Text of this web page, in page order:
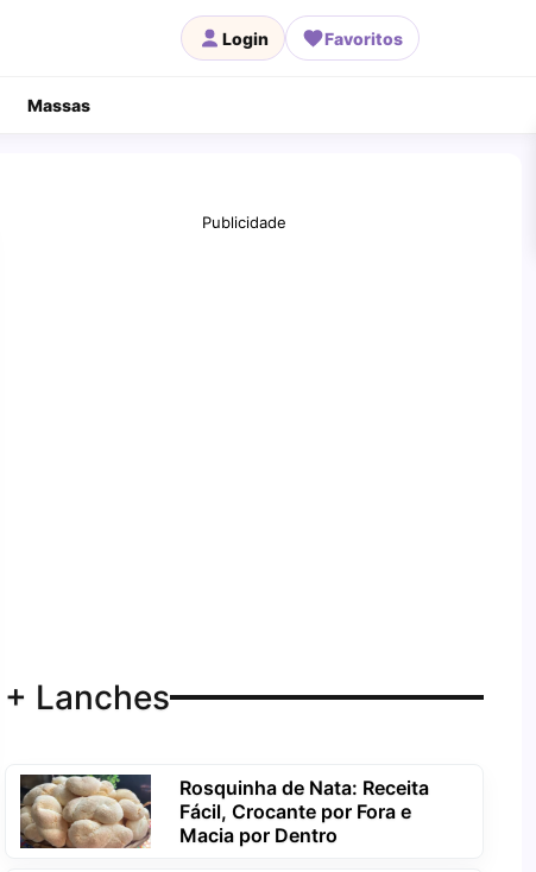
Login Favoritos
Massas
Publicidade
+ Lanches
Rosquinha de Nata: Receita
Fácil, Crocante por Fora e
Macia por Dentro